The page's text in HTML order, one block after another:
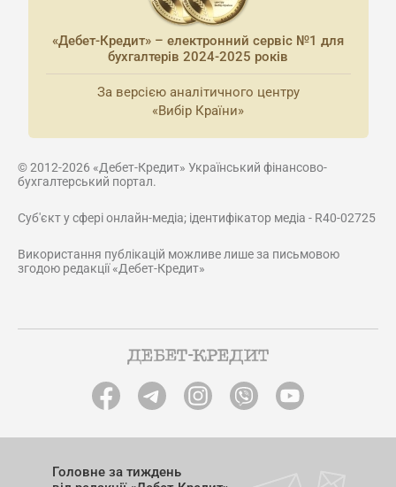
«Дебет-Кредит» – електронний сервіс №1 для
бухгалтерів 2024-2025 років
За версією аналітичного центру
«Вибір Країни»
© 2012-2026 «Дебет-Кредит» Український фінансово-
бухгалтерський портал.
Суб'єкт у сфері онлайн-медіа; ідентифікатор медіа - R40-02725
Використання публікацій можливе лише за письмовою
згодою редакції «Дебет-Кредит»
Головне за тиждень